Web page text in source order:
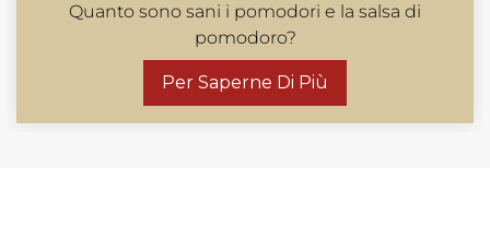
Quanto sono sani i pomodori e la salsa di
pomodoro?
Per Saperne Di Più